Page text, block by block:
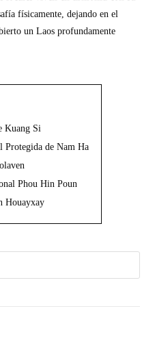
físicamente, dejando en el
un Laos profundamente
Kuang Si
Protegida de Nam Ha
Phou Hin Poun
Houayxay